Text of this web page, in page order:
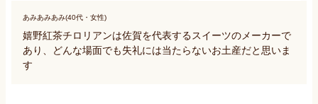
あみあみあみ(40代・女性)
嬉野紅茶チロリアンは佐賀を代表するスイーツのメーカーで
あり、どんな場面でも失礼には当たらないお土産だと思いま
す